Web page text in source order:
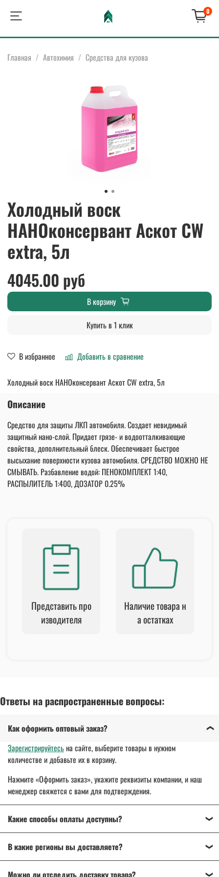
0
Главная Автохимия Средства для кузова
Холодный воск
НАНОконсервант Аскот CW
extra, 5л
В избранное Добавить в сравнение
4045.00 руб
В корзину
Купить в 1 клик
Холодный воск НАНОконсервант Аскот CW extra, 5л
Описание
Средство для защиты ЛКП автомобиля. Создает невидимый
защитный нано-слой. Придает грязе- и водоотталкивающие
свойства, дополнительный блеск. Обеспечивает быстрое
высыхание поверхности кузова автомобиля. СРЕДСТВО МОЖНО НЕ
СМЫВАТЬ. Разбавление водой: ПЕНОКОМПЛЕКТ 1:40,
РАСПЫЛИТЕЛЬ 1:400, ДОЗАТОР 0.25%
Представить про
изводителя
Наличие товара н
а остатках
Ответы на распространенные вопросы:
Как оформить оптовый заказ?
Зарегистрируйтесьна сайте, выберите товары в нужном
количестве и добавьте их в корзину.
Нажмите «Оформить заказ», укажите реквизиты компании, и наш
менеджер свяжется с вами для подтверждения.
Какие способы оплаты доступны?
расчетный счет организации.
Для государственных и муниципальных заказчиков
возможна поставка товара с отсрочкой платежа до 30 дней.
В какие регионы вы доставляете?
Можно ли отследить доставку товара?